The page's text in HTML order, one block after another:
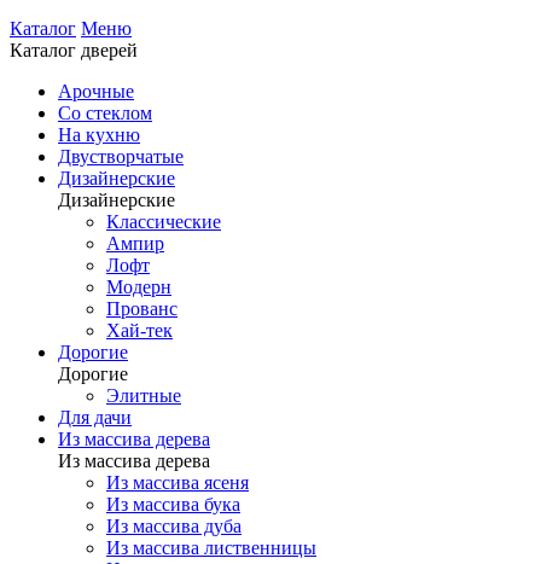
Каталог Меню
Каталог дверей
Арочные
Со стеклом
На кухню
Двустворчатые
Дизайнерские
Дизайнерские
Классические
Ампир
Лофт
Модерн
Прованс
Хай-тек
Дорогие
Дорогие
Элитные
Для дачи
Из массива дерева
Из массива дерева
Из массива ясеня
Из массива бука
Из массива дуба
Из массива лиственницы